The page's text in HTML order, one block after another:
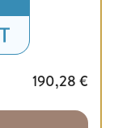
190,28 €